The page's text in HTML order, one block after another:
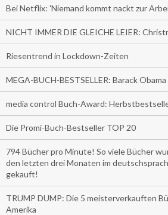
Bei Netflix: 'Niemand kommt nackt zur
NICHT IMMER DIE GLEICHE LEIER:
Riesentrend in Lockdown-Zeiten
MEGA-BUCH-BESTSELLER: Barack
media control Buch-Award:
Die Promi-Buch-Bestseller TOP 20
794 Bücher pro Minute! So viele Bücher
den letzten drei Monaten im
gekauft!
TRUMP DUMP: Die 5 meisterverkauften
Amerika